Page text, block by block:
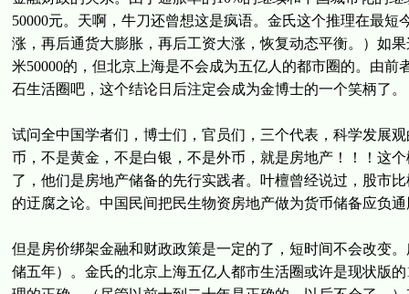
50000元。天啊，牛刀还曾想这是疯语。金氏这个推理在最
涨，再后通货大膨胀，再后工资大涨，恢复动态平衡。）如
米50000的，但北京上海是不会成为五亿人的都市圈的。由
石生活圈吧，这个结论日后注定会成为金博士的一个笑柄了。
试问全中国学者们，博士们，官员们，三个代表，科学发展
币，不是黄金，不是白银，不是外币，就是房地产！！！这
了，他们是房地产储备的先行实践者。叶檀曾经说过，股市
的迂腐之论。中国民间把民生物资房地产做为货币储备应负
但是房价绑架金融和财政政策是一定的了，短时间不会改变
储五年）。金氏的北京上海五亿人都市生活圈或许是现状版